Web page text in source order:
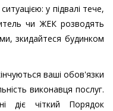
у підвалі тече,
чи ЖЕК розводять
зкидайтеся будинком
ваші обов'язки
виконавця послуг.
діє чіткий Порядок